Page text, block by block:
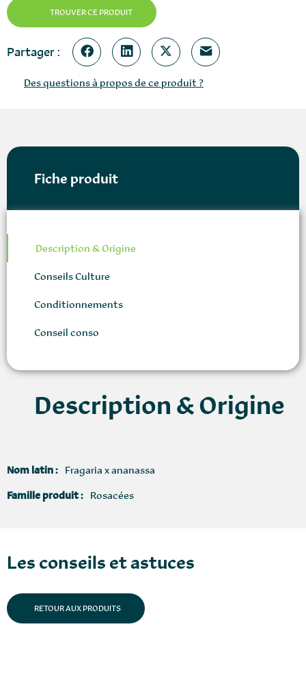
TROUVER CE PRODUIT
Partager :
Des questions à propos de ce produit ?
Fiche produit
Description & Origine
Conseils Culture
Conditionnements
Conseil conso
Description & Origine
Nom latin : Fragaria x ananassa
Famille produit : Rosacées
Les conseils et astuces
RETOUR AUX PRODUITS